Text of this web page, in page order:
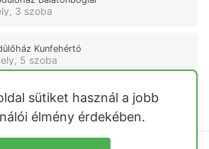
3 szoba
Kunfehértó
5 szoba
Balatonfenyves
0 szoba
sütiket használ a jobb
élmény érdekében.